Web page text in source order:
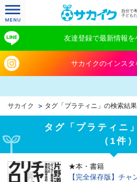
自分で
子どもた
友達登録で最新情報を
サカイクのインスタ
サカイク タグ「プラティニ」の検索結果
タグ「プラティニ
（1件）
★本・書籍
【完全保存版】チャ